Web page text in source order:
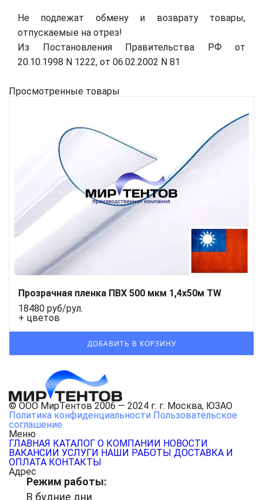
Не подлежат обмену и возврату товары,
отпускаемые на отрез!
Из Постановления Правительства РФ от
20.10.1998 N 1222, от 06.02.2002 N 81
Просмотренные товары
Прозрачная пленка ПВХ 500 мкм 1,4x50м TW
18480 руб/рул.
+ цветов
© ООО МирТентов 2006 — 2024 г. г. Москва, ЮЗАО
Политика конфиденциальности Пользовательское
соглашение
Меню
ГЛАВНАЯ КАТАЛОГ О КОМПАНИИ НОВОСТИ
ВАКАНСИИ УСЛУГИ НАШИ РАБОТЫ ДОСТАВКА И
ОПЛАТА КОНТАКТЫ
Адрес
Режим работы:
В будние дни